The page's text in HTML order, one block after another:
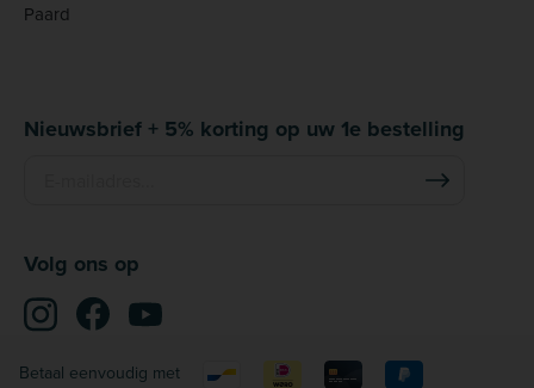
Paard
Nieuwsbrief + 5% korting op uw 1e bestelling
Volg ons op
Betaal eenvoudig met